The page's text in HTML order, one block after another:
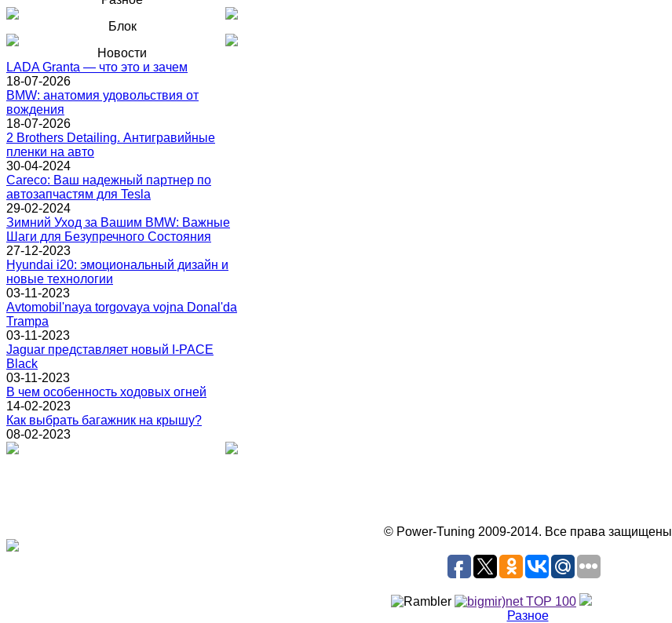
Блок
Новости
LADA Granta — что это и зачем
18-07-2026
BMW: анатомия удовольствия от
вождения
18-07-2026
2 Brothers Detailing. Антигравийные
пленки на авто
30-04-2024
Careco: Ваш надежный партнер по
автозапчастям для Tesla
29-02-2024
Зимний Уход за Вашим BMW: Важные
Шаги для Безупречного Состояния
27-12-2023
Hyundai i20: эмоциональный дизайн и
новые технологии
03-11-2023
Avtomobil'naya torgovaya vojna Donal'da
Trampa
03-11-2023
Jaguar представляет новый I-PACE
Black
03-11-2023
В чем особенность ходовых огней
14-02-2023
Как выбрать багажник на крышу?
08-02-2023
© Power-Tuning 2009-2014. Все права защищены
Разное